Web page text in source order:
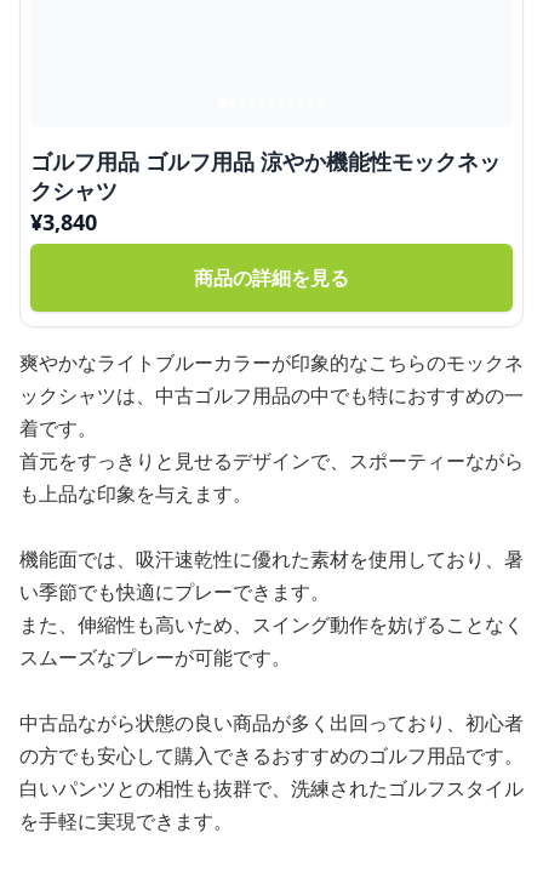
ゴルフ用品 ゴルフ用品 涼やか機能性モックネッ
クシャツ
¥3,840
商品の詳細を見る
爽やかなライトブルーカラーが印象的なこちらのモックネ
ックシャツは、中古ゴルフ用品の中でも特におすすめの一
着です。
首元をすっきりと見せるデザインで、スポーティーながら
も上品な印象を与えます。
機能面では、吸汗速乾性に優れた素材を使用しており、暑
い季節でも快適にプレーできます。
また、伸縮性も高いため、スイング動作を妨げることなく
スムーズなプレーが可能です。
中古品ながら状態の良い商品が多く出回っており、初心者
の方でも安心して購入できるおすすめのゴルフ用品です。
白いパンツとの相性も抜群で、洗練されたゴルフスタイル
を手軽に実現できます。